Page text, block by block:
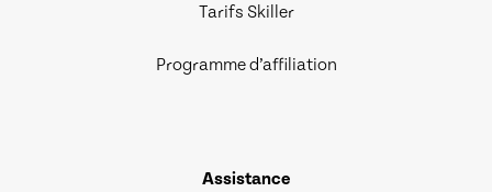
Tarifs Skiller
Programme d’affiliation
Assistance